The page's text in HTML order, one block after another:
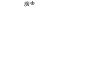
廣告